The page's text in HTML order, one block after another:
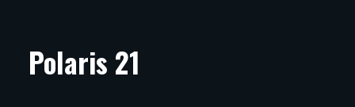
ARTIKKELIT
Polaris 21